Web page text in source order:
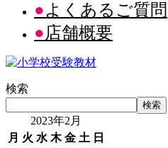
よくあるご質問
店舗概要
検索
検索
2023年2月
月 火 水 木 金 土 日